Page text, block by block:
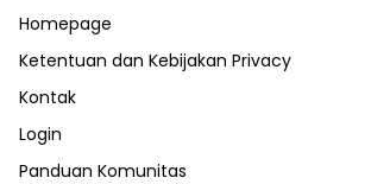
Homepage
Ketentuan dan Kebijakan Privacy
Kontak
Login
Panduan Komunitas